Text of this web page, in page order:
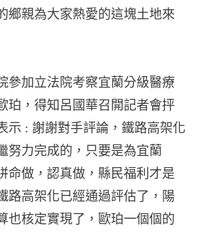
鄉親為大家熱愛的這塊土地來
參加立法院考察宜蘭分級醫療
珀，得知呂國華召開記者會抨
示 : 謝謝對手評論，鐵路高架化
努力完成的，只要是為宜蘭
命做，認真做，縣民福利才是
路高架化已經通過評估了，陽
也核定實現了，歐珀一個個的